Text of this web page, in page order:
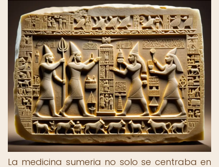
La medicina sumeria no solo se centraba en